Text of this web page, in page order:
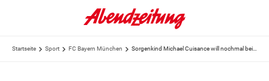
Startseite Sport FC Bayern München